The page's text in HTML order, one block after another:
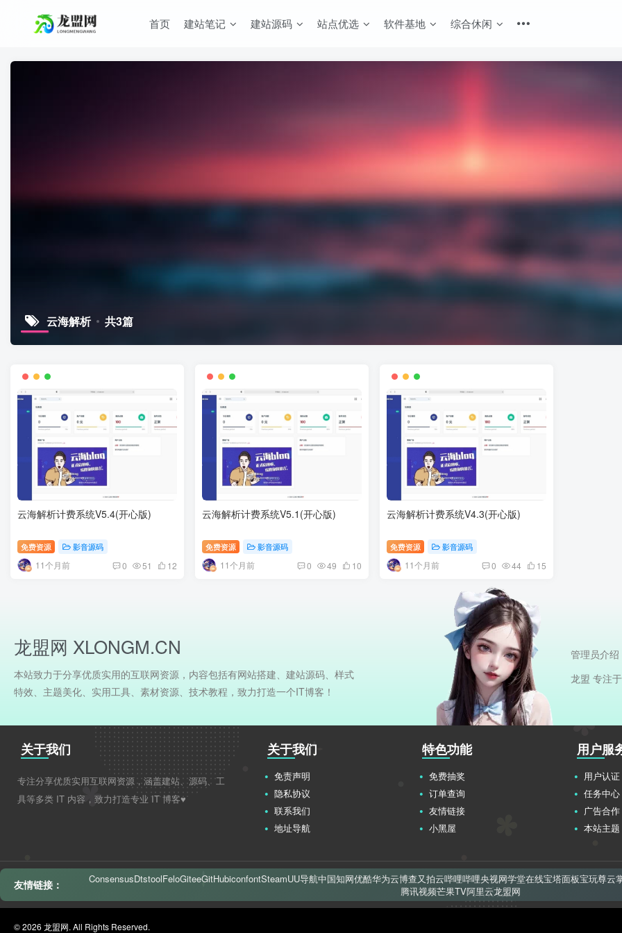
首页 建站笔记 建站源码 站点优选 软件基地 综合休闲
云海解析 共3篇
云海解析计费系统V5.4(开心版)
免费资源 影音源码
11个月前 0 51 12
云海解析计费系统V5.1(开心版)
免费资源 影音源码
11个月前 0 49 10
云海解析计费系统V4.3(开心版)
免费资源 影音源码
11个月前 0 44 15
龙盟网 XLONGM.CN
本站致力于分享优质实用的互联网资源，内容包括有网站搭建、建站源码、样式
特效、主题美化、实用工具、素材资源、技术教程，致力打造一个IT博客！
管理员介绍
龙盟 专注
关于我们
专注分享优质实用互联网资源，涵盖建站、源码、工
具等多类 IT 内容，致力打造专业 IT 博客♥
关于我们
免责声明
隐私协议
联系我们
地址导航
特色功能
免费抽奖
订单查询
友情链接
小黑屋
用户服
用户认证
任务中心
广告合作
本站主题
友情链接： ConsensusDtstoolFeloGiteeGitHubiconfontSteamUU导航中国知网优酷华为云博查又拍云哔哩哔哩央视网学堂在线宝塔面板宝玩尊云
腾讯视频芒果TV阿里云龙盟网
© 2026 龙盟网. All Rights Reserved.